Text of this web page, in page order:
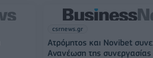
csrnews.gr
Ατρόμητος και Novibet
Ανανέωση της συνεργασίας